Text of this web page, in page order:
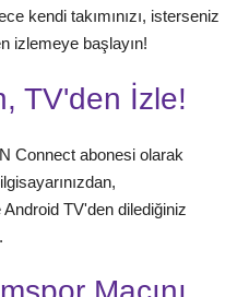
kendi takımınızı, isterseniz
izlemeye başlayın!
TV'den İzle!
Connect abonesi olarak
TV'den dilediğiniz